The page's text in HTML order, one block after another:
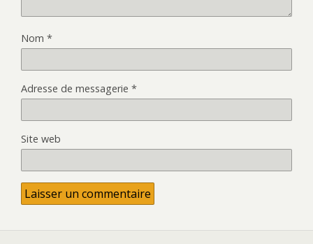
Nom *
Adresse de messagerie *
Site web